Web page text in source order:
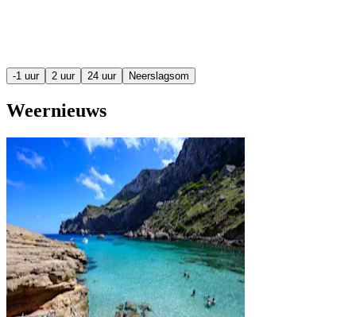
-1 uur 2 uur 24 uur Neerslagsom
Weernieuws